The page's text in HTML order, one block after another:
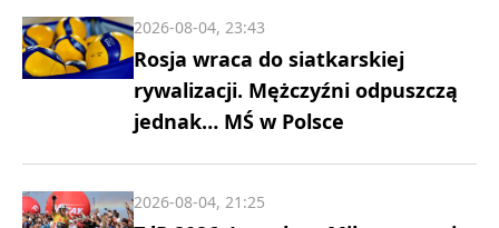
Rosja wraca do siatkarskiej
rywalizacji. Mężczyźni odpuszczą
jednak… MŚ w Polsce
2026-08-04, 23:43
2026-08-04, 21:25